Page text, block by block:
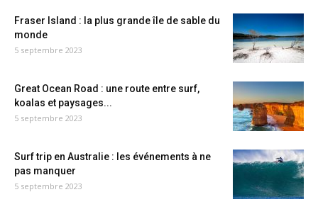
Fraser Island : la plus grande île de sable du
monde
5 septembre 2023
Great Ocean Road : une route entre surf,
koalas et paysages...
5 septembre 2023
Surf trip en Australie : les événements à ne
pas manquer
5 septembre 2023